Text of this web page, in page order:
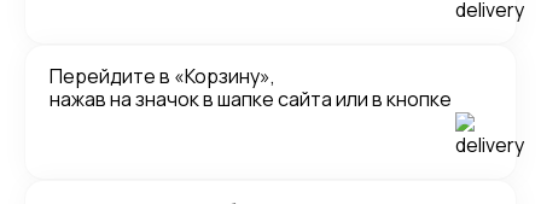
Перейдите в «Корзину»,
нажав на значок в шапке сайта или в кнопке